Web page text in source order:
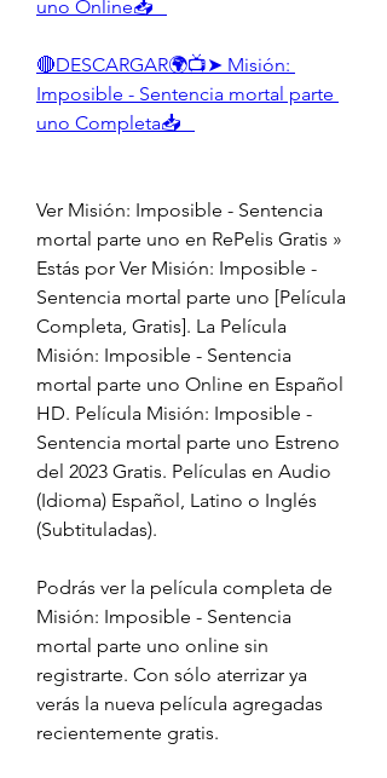
uno Online📥
🔴DESCARGAR🌍📺➤ Misión:
Imposible - Sentencia mortal parte
uno Completa📥
Ver Misión: Imposible - Sentencia
mortal parte uno en RePelis Gratis »
Estás por Ver Misión: Imposible -
Sentencia mortal parte uno [Película
Completa, Gratis]. La Película
Misión: Imposible - Sentencia
mortal parte uno Online en Español
HD. Película Misión: Imposible -
Sentencia mortal parte uno Estreno
del 2023 Gratis. Películas en Audio
(Idioma) Español, Latino o Inglés
(Subtituladas).
Podrás ver la película completa de
Misión: Imposible - Sentencia
mortal parte uno online sin
registrarte. Con sólo aterrizar ya
verás la nueva película agregadas
recientemente gratis.